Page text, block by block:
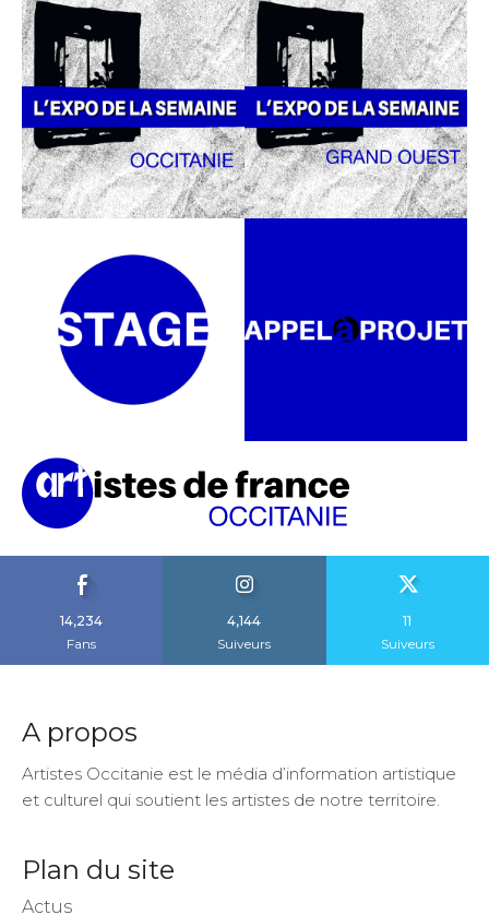
14,234
Fans
4,144
Suiveurs
11
Suiveurs
A propos
Artistes Occitanie est le média d’information artistique
et culturel qui soutient les artistes de notre territoire.
Plan du site
Actus